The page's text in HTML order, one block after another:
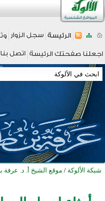
شبكة الألوكة / موقع الشيخ أ. د.